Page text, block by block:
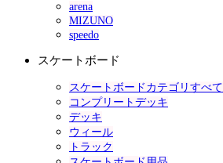
arena
MIZUNO
speedo
スケートボード
スケートボードカテゴリすべて
コンプリートデッキ
デッキ
ウィール
トラック